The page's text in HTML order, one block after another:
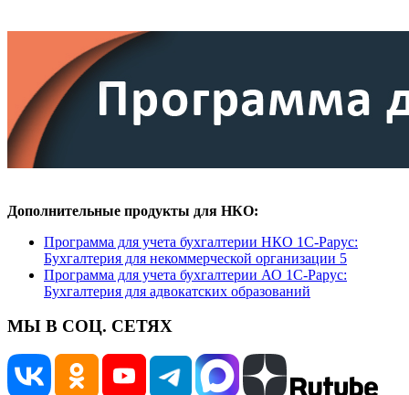
Дополнительные продукты для НКО:
Программа для учета бухгалтерии НКО 1С-Рарус:
Бухгалтерия для некоммерческой организации 5
Программа для учета бухгалтерии АО 1С-Рарус:
Бухгалтерия для адвокатских образований
МЫ В СОЦ. СЕТЯХ